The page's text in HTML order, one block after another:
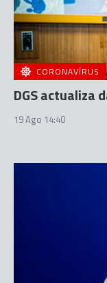
CORONAVÍRUS
DGS actualiza
19 Ago 14:40